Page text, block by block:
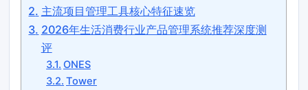
主流项目管理工具核心特征速览
2026年生活消费行业产品管理系统推荐深度测
评
ONES
Tower